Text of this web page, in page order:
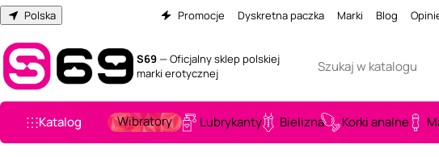
Polska Promocje Dyskretna paczka Marki Blog
S69— Oficjalny sklep polskiej
marki erotycznej
Katalog Wibratory Lubrykanty Bielizna Korki analne